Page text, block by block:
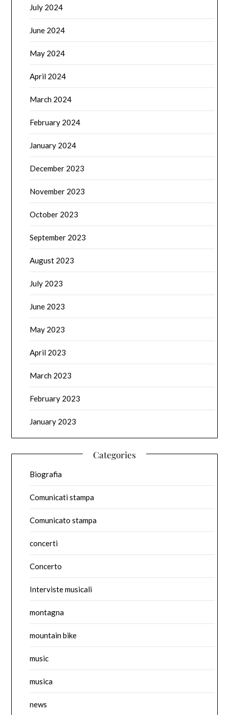
July 2024
June 2024
May 2024
April 2024
March 2024
February 2024
January 2024
December 2023
November 2023
October 2023
September 2023
August 2023
July 2023
June 2023
May 2023
April 2023
March 2023
February 2023
January 2023
Categories
Biografia
Comunicati stampa
Comunicato stampa
concerti
Concerto
Interviste musicali
montagna
mountain bike
music
musica
news